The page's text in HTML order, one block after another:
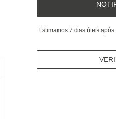
Estimamos 7 dias úteis